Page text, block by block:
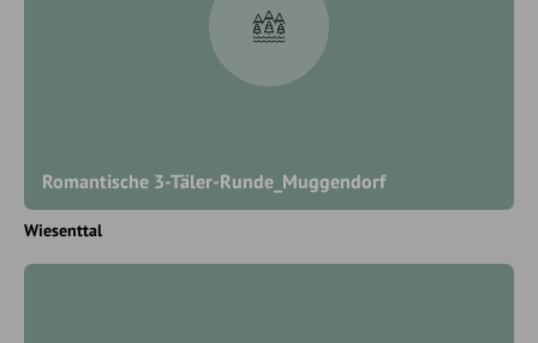
Romantische 3-Täler-Runde_Muggendorf
Wiesenttal